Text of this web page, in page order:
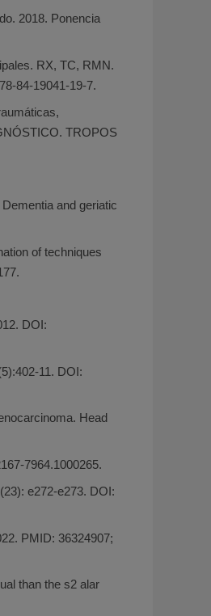
2018. Ponencia
RX, TC, RMN.
84-19041-19-7.
TROPOS
and geriatic
of techniques
DOI:
11. DOI:
Head
7964.1000265.
e272-e273. DOI:
PMID: 36324907;
than the s2 alar